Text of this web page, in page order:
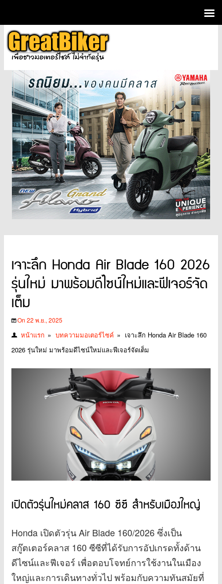
เจาะลึก Honda Air Blade 160 2026
รุ่นใหม่ มาพร้อมดีไซน์ใหม่และฟีเจอร์จัด
เต็ม
On 22 พ.ย., 2025
หน้าแรก » บทความมอเตอร์ไซค์ » เจาะลึก Honda Air Blade 160
2026 รุ่นใหม่ มาพร้อมดีไซน์ใหม่และฟีเจอร์จัดเต็ม
เปิดตัวรุ่นใหม่คลาส 160 ซีซี สำหรับเมืองใหญ่
Honda เปิดตัวรุ่น Air Blade 160/2026 ซึ่งเป็น
สกู๊ตเตอร์คลาส 160 ซีซีที่ได้รับการอัปเกรดทั้งด้าน
ดีไซน์และฟีเจอร์ เพื่อตอบโจทย์การใช้งานในเมือง
ใหญ่และการเดินทางทั่วไป พร้อมกับความทันสมัยที่